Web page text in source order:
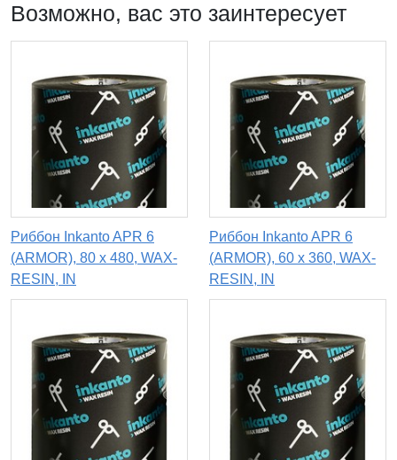
Возможно, вас это заинтересует
Риббон Inkanto APR 6
(ARMOR), 80 х 480, WAX-
RESIN, IN
Риббон Inkanto APR 6
(ARMOR), 60 х 360, WAX-
RESIN, IN